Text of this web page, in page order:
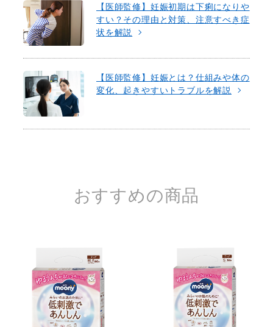
【医師監修】妊娠初期は下痢になりや
すい？その理由と対策、注意すべき症
状を解説
【医師監修】妊娠とは？仕組みや体の
変化、起きやすいトラブルを解説
おすすめの商品